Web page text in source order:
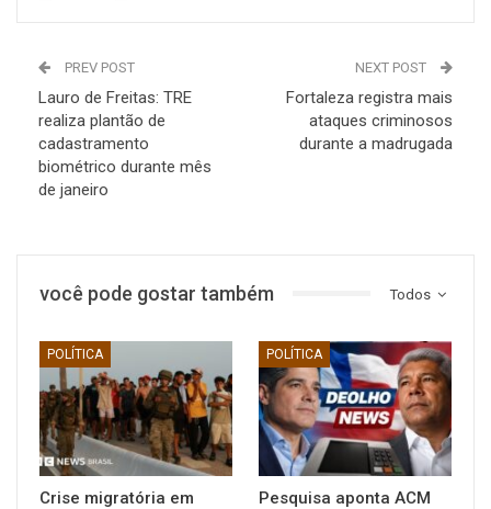
PREV POST
Lauro de Freitas: TRE
realiza plantão de
cadastramento
biométrico durante mês
de janeiro
NEXT POST
Fortaleza registra mais
ataques criminosos
durante a madrugada
Todos
você pode gostar também
POLÍTICA
Crise migratória em
POLÍTICA
Pesquisa aponta ACM